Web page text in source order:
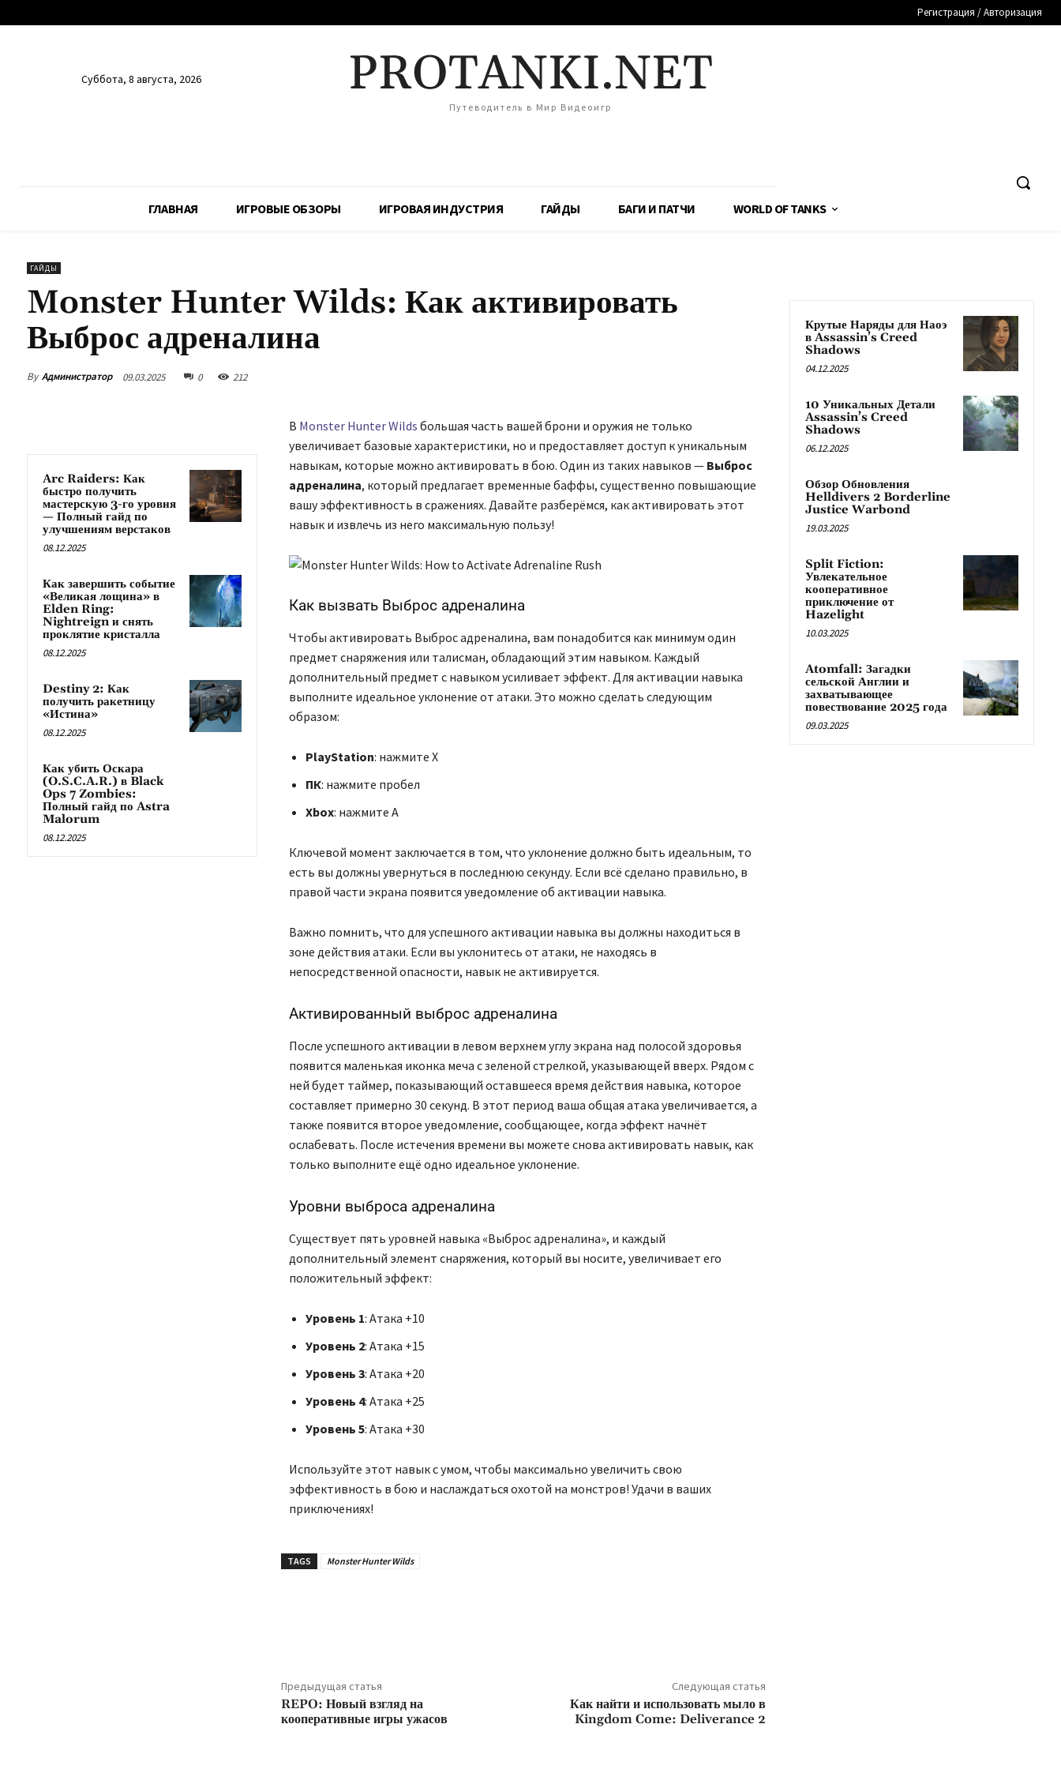
Регистрация / Авторизация
Суббота, 8 августа, 2026 PROTANKI.NET
Путеводитель в Мир Видеоигр
ГЛАВНАЯ ИГРОВЫЕ ОБЗОРЫ ИГРОВАЯ ИНДУСТРИЯ ГАЙДЫ БАГИ И ПАТЧИ WORLD OF TANKS
ГАЙДЫ
Monster Hunter Wilds: Как активировать
Выброс адреналина
By Администратор 09.03.2025 0 212
Arc Raiders: Как
быстро получить
мастерскую 3-го уровня
— Полный гайд по
улучшениям верстаков
08.12.2025
Как завершить событие
«Великая лощина» в
Elden Ring:
Nightreign и снять
проклятие кристалла
08.12.2025
Destiny 2: Как
получить ракетницу
«Истина»
08.12.2025
Как убить Оскара
(O.S.C.A.R.) в Black
Ops 7 Zombies:
Полный гайд по Astra
Malorum
08.12.2025
В Monster Hunter Wilds большая часть вашей брони и оружия не только
увеличивает базовые характеристики, но и предоставляет доступ к уникальным
навыкам, которые можно активировать в бою. Один из таких навыков — Выброс
адреналина, который предлагает временные баффы, существенно повышающие
вашу эффективность в сражениях. Давайте разберёмся, как активировать этот
навык и извлечь из него максимальную пользу!
Как вызвать Выброс адреналина
Чтобы активировать Выброс адреналина, вам понадобится как минимум один
предмет снаряжения или талисман, обладающий этим навыком. Каждый
дополнительный предмет с навыком усиливает эффект. Для активации навыка
выполните идеальное уклонение от атаки. Это можно сделать следующим
образом:
PlayStation: нажмите X
ПК: нажмите пробел
Xbox: нажмите A
Ключевой момент заключается в том, что уклонение должно быть идеальным, то
есть вы должны увернуться в последнюю секунду. Если всё сделано правильно, в
правой части экрана появится уведомление об активации навыка.
Важно помнить, что для успешного активации навыка вы должны находиться в
зоне действия атаки. Если вы уклонитесь от атаки, не находясь в
непосредственной опасности, навык не активируется.
Активированный выброс адреналина
После успешного активации в левом верхнем углу экрана над полосой здоровья
появится маленькая иконка меча с зеленой стрелкой, указывающей вверх. Рядом с
ней будет таймер, показывающий оставшееся время действия навыка, которое
составляет примерно 30 секунд. В этот период ваша общая атака увеличивается, а
также появится второе уведомление, сообщающее, когда эффект начнёт
ослабевать. После истечения времени вы можете снова активировать навык, как
только выполните ещё одно идеальное уклонение.
Уровни выброса адреналина
Существует пять уровней навыка «Выброс адреналина», и каждый
дополнительный элемент снаряжения, который вы носите, увеличивает его
положительный эффект:
Уровень 1: Атака +10
Уровень 2: Атака +15
Уровень 3: Атака +20
Уровень 4: Атака +25
Уровень 5: Атака +30
Используйте этот навык с умом, чтобы максимально увеличить свою
эффективность в бою и наслаждаться охотой на монстров! Удачи в ваших
приключениях!
TAGS Monster Hunter Wilds
Предыдущая статья
REPO: Новый взгляд на
кооперативные игры ужасов
Следующая статья
Как найти и использовать мыло в
Kingdom Come: Deliverance 2
Крутые Наряды для Наоэ
в Assassin’s Creed
Shadows
04.12.2025
10 Уникальных Детали
Assassin’s Creed
Shadows
06.12.2025
Обзор Обновления
Helldivers 2 Borderline
Justice Warbond
19.03.2025
Split Fiction:
Увлекательное
кооперативное
приключение от
Hazelight
10.03.2025
Atomfall: Загадки
сельской Англии и
захватывающее
повествование 2025 года
09.03.2025